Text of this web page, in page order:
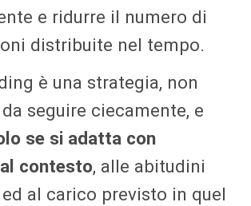
e ridurre il numero di
distribuite nel tempo.
è una strategia, non
seguire ciecamente, e
se si adatta con
contesto, alle abitudini
ed al carico previsto in quel